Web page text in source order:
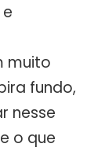
muito
fundo,
nesse
o que